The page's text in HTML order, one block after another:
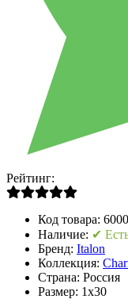
Рейтинг:
Код товара:
Наличие: ✔
Бренд: Italon
Коллекция:
Страна: Россия
Размер: 1x30